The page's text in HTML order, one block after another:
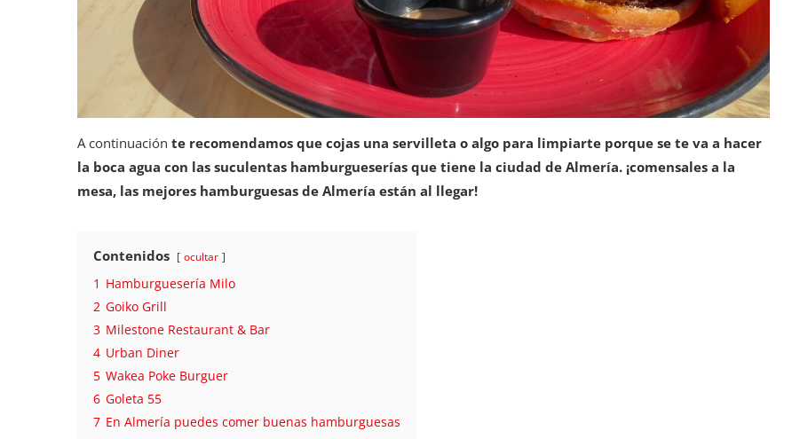
A continuación te recomendamos que cojas una servilleta o algo para limpiarte porque se te va a hacer
la boca agua con las suculentas hamburgueserías que tiene la ciudad de Almería. ¡comensales a la
mesa, las mejores hamburguesas de Almería están al llegar!
Contenidos ocultar
1 Hamburguesería Milo
2 Goiko Grill
3 Milestone Restaurant & Bar
4 Urban Diner
5 Wakea Poke Burguer
6 Goleta 55
7 En Almería puedes comer buenas hamburguesas